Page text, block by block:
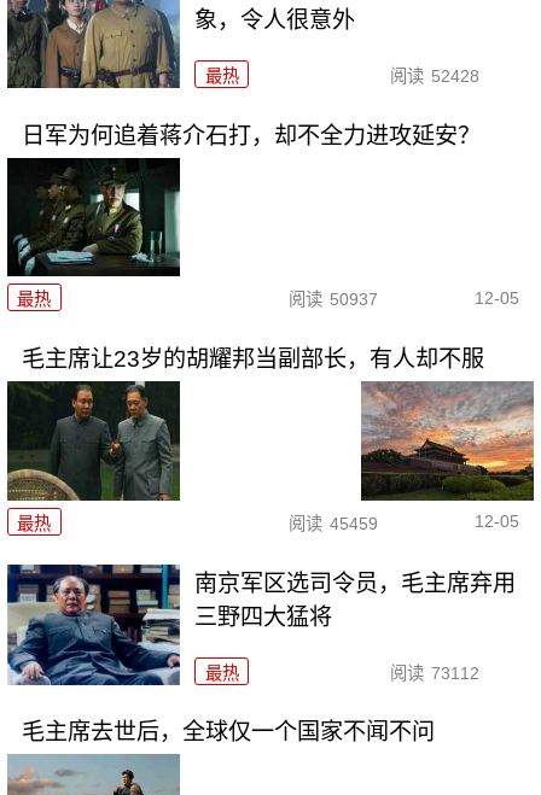
象，令人很意外
最热 阅读 52428
日军为何追着蒋介石打，却不全力进攻延安？
最热 阅读 50937 12-05
毛主席让23岁的胡耀邦当副部长，有人却不服
最热 阅读 45459 12-05
南京军区选司令员，毛主席弃用
三野四大猛将
最热 阅读 73112
毛主席去世后，全球仅一个国家不闻不问